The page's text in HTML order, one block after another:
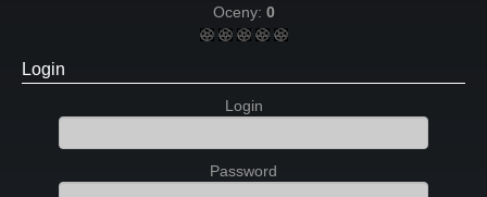
Oceny: 0
Login
Login
Password